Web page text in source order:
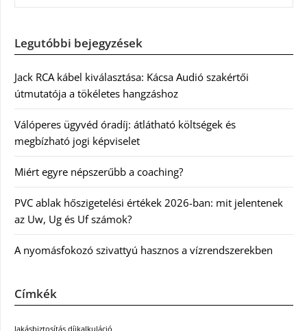
Legutóbbi bejegyzések
Jack RCA kábel kiválasztása: Kácsa Audió szakértői
útmutatója a tökéletes hangzáshoz
Válóperes ügyvéd óradíj: átlátható költségek és
megbízható jogi képviselet
Miért egyre népszerűbb a coaching?
PVC ablak hőszigetelési értékek 2026-ban: mit jelentenek
az Uw, Ug és Uf számok?
A nyomásfokozó szivattyú hasznos a vízrendszerekben
Címkék